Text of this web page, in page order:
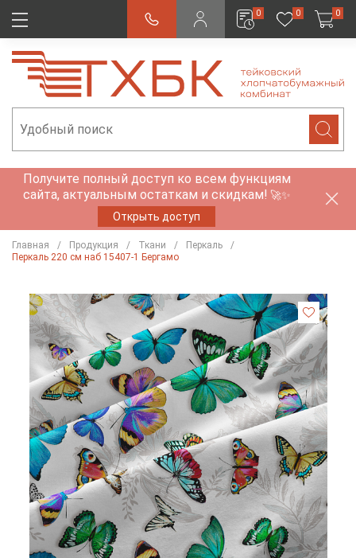
0 0 0
Получите полный доступ ко всем функциям
сайта, актуальным остаткам и скидкам! 🚀✨
Открыть доступ
Главная Продукция Ткани
Перкаль
Перкаль 220 см наб 15407-1 Бергамо